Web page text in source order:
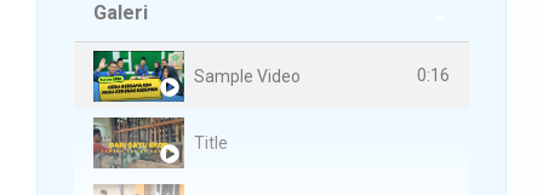
Galeri
Sample Video 0:16
Title